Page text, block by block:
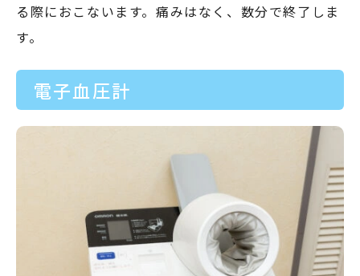
る際におこないます。痛みはなく、数分で終了しま
す。
電子血圧計